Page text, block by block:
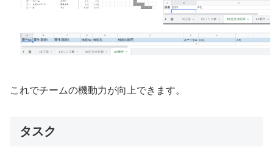
これでチームの機動力が向上できます。
タスク